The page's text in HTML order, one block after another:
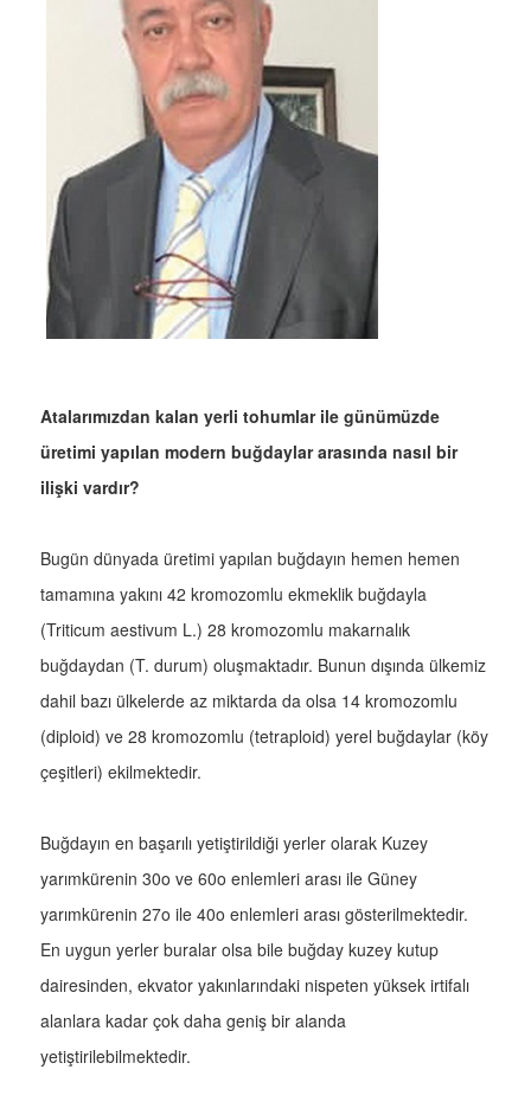
Atalarımızdan kalan yerli tohumlar ile günümüzde
üretimi yapılan modern buğdaylar arasında nasıl bir
ilişki vardır?
Bugün dünyada üretimi yapılan buğdayın hemen hemen
tamamına yakını 42 kromozomlu ekmeklik buğdayla
(Triticum aestivum L.) 28 kromozomlu makarnalık
buğdaydan (T. durum) oluşmaktadır. Bunun dışında ülkemiz
dahil bazı ülkelerde az miktarda da olsa 14 kromozomlu
(diploid) ve 28 kromozomlu (tetraploid) yerel buğdaylar (köy
çeşitleri) ekilmektedir.
Buğdayın en başarılı yetiştirildiği yerler olarak Kuzey
yarımkürenin 30o ve 60o enlemleri arası ile Güney
yarımkürenin 27o ile 40o enlemleri arası gösterilmektedir.
En uygun yerler buralar olsa bile buğday kuzey kutup
dairesinden, ekvator yakınlarındaki nispeten yüksek irtifalı
alanlara kadar çok daha geniş bir alanda
yetiştirilebilmektedir.